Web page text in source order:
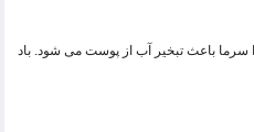
سرما باعث تبخیر آب از پوست می شود. باد